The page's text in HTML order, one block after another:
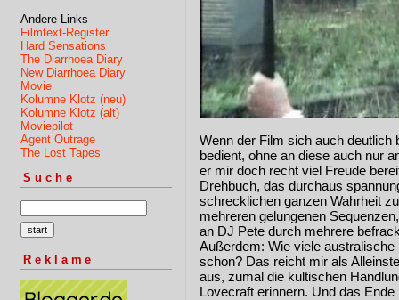
Andere Links
Filmtext-Register
Hard Sensations
The Diarrhoea Diary
New Diarrhoea Diary
Movie
Kolumne Klotz (neu)
Kolumne Klotz (alt)
Moviepilot
Agent Outrage
The Lost Tapes
Suche
Reklame
Wenn der Film sich auch deutlich
bedient, ohne an diese auch nur
er mir doch recht viel Freude
Drehbuch, das durchaus
schrecklichen ganzen Wahrheit
mehreren gelungenen
an DJ Pete durch mehrere
Außerdem: Wie viele
schon? Das reicht mir als
aus, zumal die kultischen
Lovecraft erinnern. Und das